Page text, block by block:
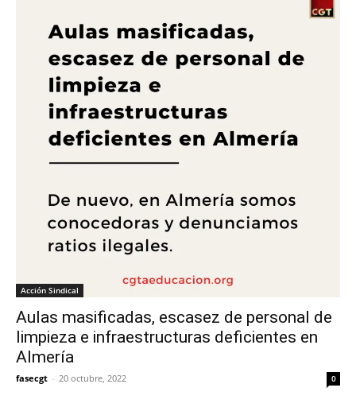
Acción Sindical
Aulas masificadas, escasez de personal de
limpieza e infraestructuras deficientes en
Almería
fasecgt - 20 octubre, 2022 0